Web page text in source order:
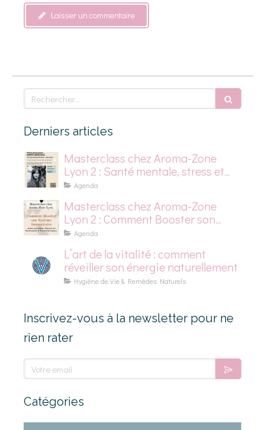
Laisser un commentaire
Rechercher
Derniers articles
Masterclass chez Aroma-Zone
Lyon 2 : Santé mentale, stress et
dépression saisonnière
Agenda
Masterclass chez Aroma-Zone
Lyon 2 : Comment Booster son
Système Immunitaire
Agenda
L’art de la vitalité : comment
réveiller son énergie naturellement
Hygiène de Vie & Remèdes Naturels
Inscrivez-vous à la newsletter pour ne
rien rater
Votre email
Catégories